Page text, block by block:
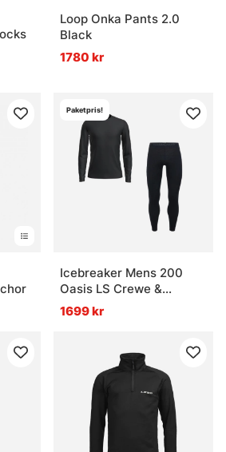
5 stjärnorLoop Onka Pants 2.0
Black
1780 kr
Paketpris!
Icebreaker Mens 200
Oasis LS Crewe &
Leggings Black
1699 kr